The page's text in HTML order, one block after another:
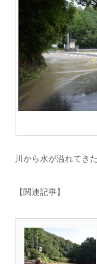
川から水が溢れてき
【関連記事】